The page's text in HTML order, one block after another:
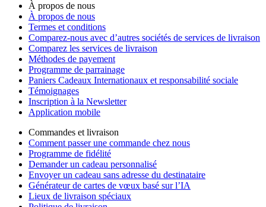
À propos de nous
À propos de nous
Termes et conditions
Comparez-nous avec d’autres sociétés de services de livraison
Comparez les services de livraison
Méthodes de payement
Programme de parrainage
Paniers Cadeaux Internationaux et responsabilité sociale
Témoignages
Inscription à la Newsletter
Application mobile
Commandes et livraison
Comment passer une commande chez nous
Programme de fidélité
Demander un cadeau personnalisé
Envoyer un cadeau sans adresse du destinataire
Générateur de cartes de vœux basé sur l’IA
Lieux de livraison spéciaux